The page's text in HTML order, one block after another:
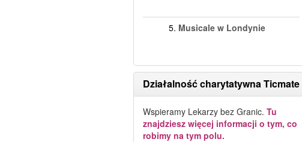
5. Musicale w Londynie
Działalność charytatywna Ticmate
Wspieramy Lekarzy bez Granic. Tu
znajdziesz więcej informacji o tym, co
robimy na tym polu.